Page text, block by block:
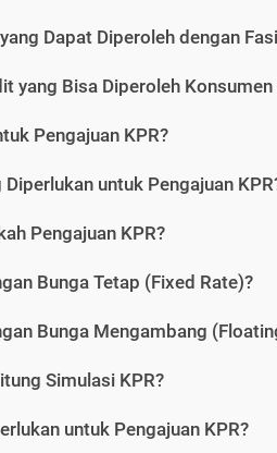
Dapat Diperoleh dengan
yang Bisa Diperoleh Konsumen
Pengajuan KPR?
untuk Pengajuan
Pengajuan KPR?
Bunga Tetap (Fixed Rate)?
Bunga Mengambang
Simulasi KPR?
untuk Pengajuan KPR?